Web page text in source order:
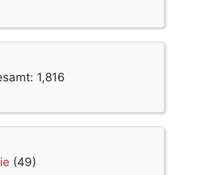
1,816
(49)